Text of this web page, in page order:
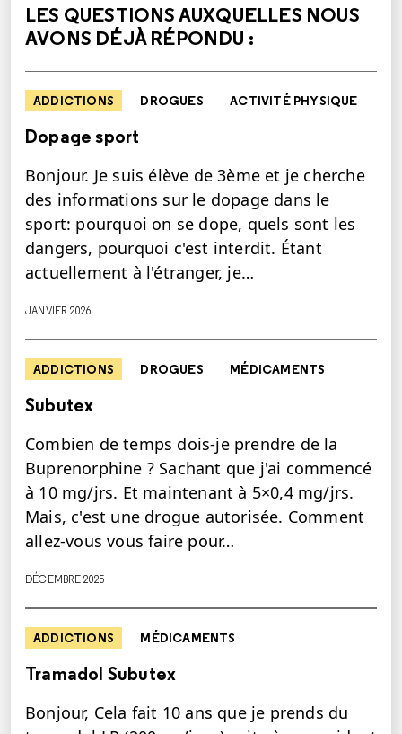
LES QUESTIONS AUXQUELLES NOUS
AVONS DÉJÀ RÉPONDU :
ADDICTIONS DROGUES ACTIVITÉ PHYSIQUE
Dopage sport
Bonjour. Je suis élève de 3ème et je cherche
des informations sur le dopage dans le
sport: pourquoi on se dope, quels sont les
dangers, pourquoi c'est interdit. Étant
actuellement à l'étranger, je…
JANVIER 2026
ADDICTIONS DROGUES MÉDICAMENTS
Subutex
Combien de temps dois-je prendre de la
Buprenorphine ? Sachant que j'ai commencé
à 10 mg/jrs. Et maintenant à 5×0,4 mg/jrs.
Mais, c'est une drogue autorisée. Comment
allez-vous vous faire pour…
DÉCEMBRE 2025
ADDICTIONS MÉDICAMENTS
Tramadol Subutex
Bonjour, Cela fait 10 ans que je prends du